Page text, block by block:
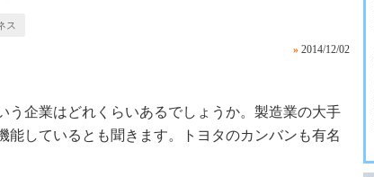
ス
» 2014/12/02
う企業はどれくらいあるでしょうか。製造業の大手
能しているとも聞きます。トヨタのカンバンも有名